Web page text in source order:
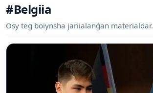
#Belgiia
Osy teg boiynsha jariialanǵan materialdar.